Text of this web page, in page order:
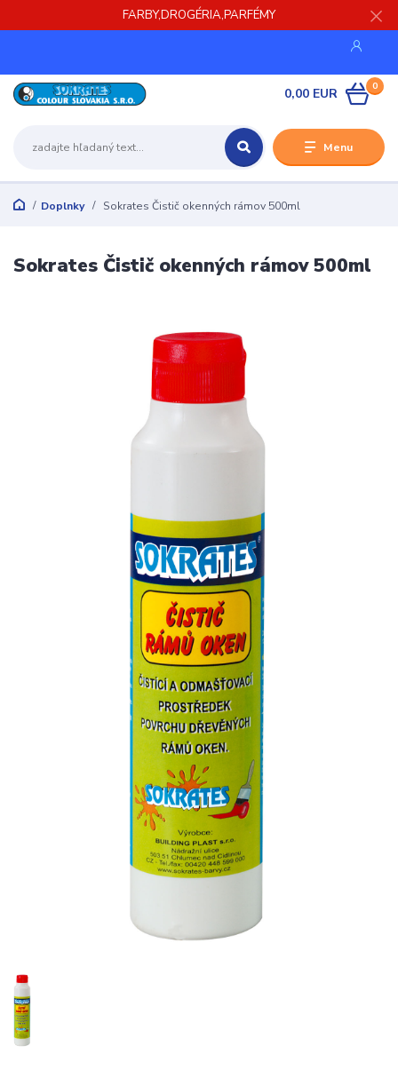
FARBY,DROGÉRIA,PARFÉMY
Menu
0
0,00 EUR
Doplnky Sokrates Čistič okenných rámov 500ml
Sokrates Čistič okenných rámov 500ml